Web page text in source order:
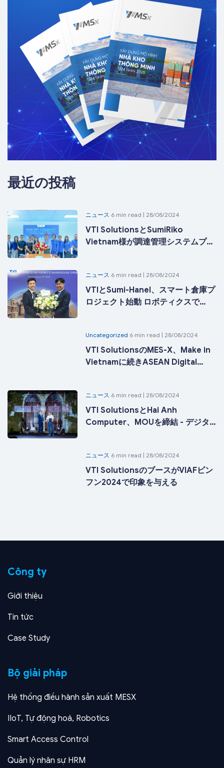
最近の投稿
ニュース 6 min read | 28/08/2024
VTI SolutionsとSumiRiko
Vietnam様が調達管理システムプロ
ニュース 6 min read | 28/08/2024
VTIとSumi-Hanel、スマート倉庫プ
ロジェクト始動 ロボティクスで
Uncategorized 6 min read | 28/08/2024
VTI SolutionsのMES-X、Make in
Vietnamに続きASEAN Digital
ニュース 6 min read | 28/08/2024
VTI SolutionsとHai Anh
Computer、MOUを締結 - デジタ
ニュース 6 min read | 28/08/2024
VTI SolutionsのブースがVIAFビン
フン2024で印象を与える
Công ty
Giới thiệu
Tin tức
Case Study
Bộ giải pháp
Hệ thống điều hành sản xuất MESX
IIoT, Tự động hoá, Robotics
Smart Access Control
Quản lý nhân sự HRM